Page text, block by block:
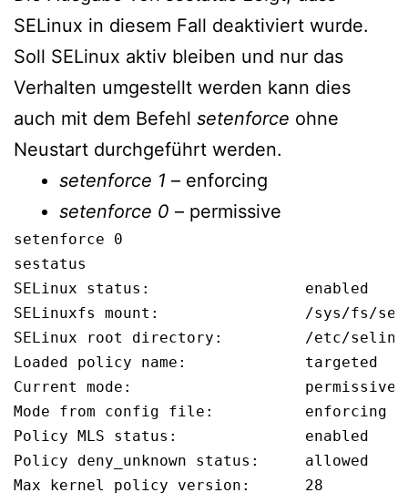
SELinux in diesem Fall deaktiviert wurde.
Soll SELinux aktiv bleiben und nur das
Verhalten umgestellt werden kann dies
auch mit dem Befehl setenforce ohne
Neustart durchgeführt werden.
setenforce 1 – enforcing
setenforce 0 – permissive
setenforce 0
sestatus
SELinux status:                 enabled
SELinuxfs mount:                /sys/fs/
SELinux root directory:         /etc/
Loaded policy name:             targeted
Current mode:                   permissive
Mode from config file:          enforcing
Policy MLS status:              enabled
Policy deny_unknown status:     allowed
Max kernel policy version:      28